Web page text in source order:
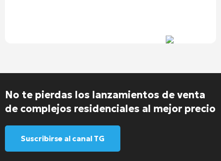
No te pierdas los lanzamientos de venta
de complejos residenciales al mejor precio
Suscribirse al canal TG